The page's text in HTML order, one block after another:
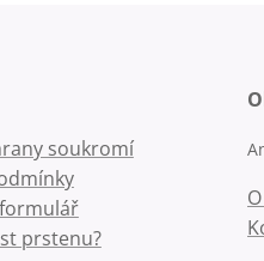
soukromí
prstenu?